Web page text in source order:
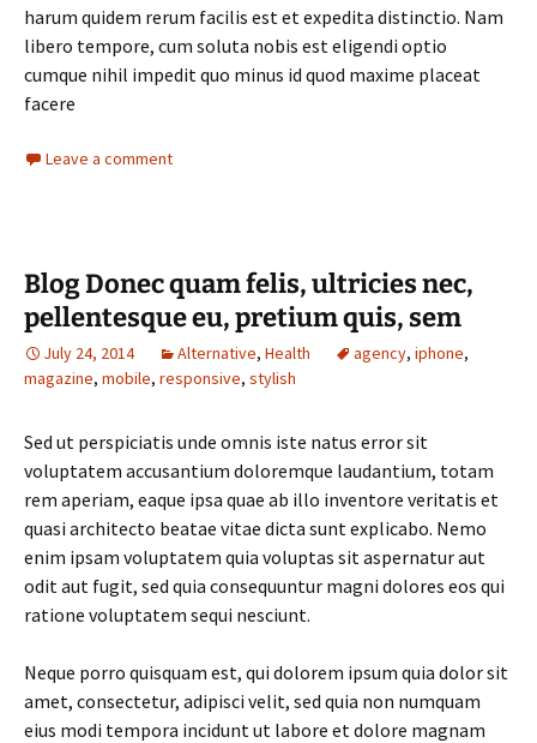
harum quidem rerum facilis est et expedita distinctio. Nam
libero tempore, cum soluta nobis est eligendi optio
cumque nihil impedit quo minus id quod maxime placeat
facere
Leave a comment
Blog Donec quam felis, ultricies nec,
pellentesque eu, pretium quis, sem
July 24, 2014 Alternative, Health agency, iphone,
magazine, mobile, responsive, stylish
Sed ut perspiciatis unde omnis iste natus error sit
voluptatem accusantium doloremque laudantium, totam
rem aperiam, eaque ipsa quae ab illo inventore veritatis et
quasi architecto beatae vitae dicta sunt explicabo. Nemo
enim ipsam voluptatem quia voluptas sit aspernatur aut
odit aut fugit, sed quia consequuntur magni dolores eos qui
ratione voluptatem sequi nesciunt.
Neque porro quisquam est, qui dolorem ipsum quia dolor sit
amet, consectetur, adipisci velit, sed quia non numquam
eius modi tempora incidunt ut labore et dolore magnam